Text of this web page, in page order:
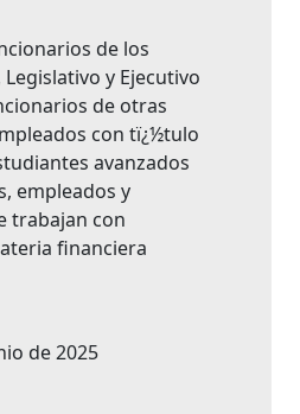
de los
Legislativo y Ejecutivo
de otras
con tï¿½tulo
avanzados
empleados y
trabajan con
financiera
de 2025